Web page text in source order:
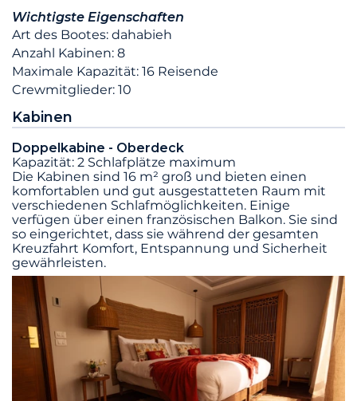
Wichtigste Eigenschaften
Art des Bootes: dahabieh
Anzahl Kabinen: 8
Maximale Kapazität: 16 Reisende
Crewmitglieder: 10
Kabinen
Doppelkabine - Oberdeck
Kapazität: 2 Schlafplätze maximum
Die Kabinen sind 16 m² groß und bieten einen
komfortablen und gut ausgestatteten Raum mit
verschiedenen Schlafmöglichkeiten. Einige
verfügen über einen französischen Balkon. Sie sind
so eingerichtet, dass sie während der gesamten
Kreuzfahrt Komfort, Entspannung und Sicherheit
gewährleisten.